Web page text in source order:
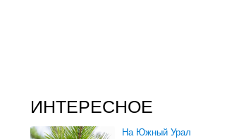
ИНТЕРЕСНОЕ
На Южный Урал